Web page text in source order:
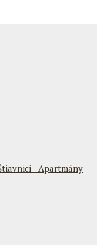
- Apartmány